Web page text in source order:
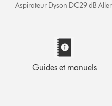
Aspirateur Dyson DC29 dB
Guides et manuels